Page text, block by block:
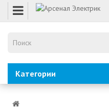
Категории